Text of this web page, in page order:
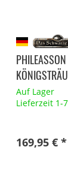
Auf Lager
Lieferzeit 1-
169,95 € *